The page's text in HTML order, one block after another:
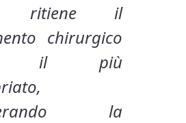
ritiene il
chirurgico
il più
la